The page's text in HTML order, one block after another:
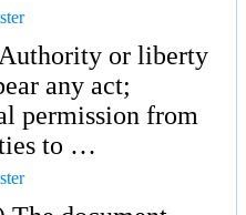
or liberty
any act;
permission from
to …